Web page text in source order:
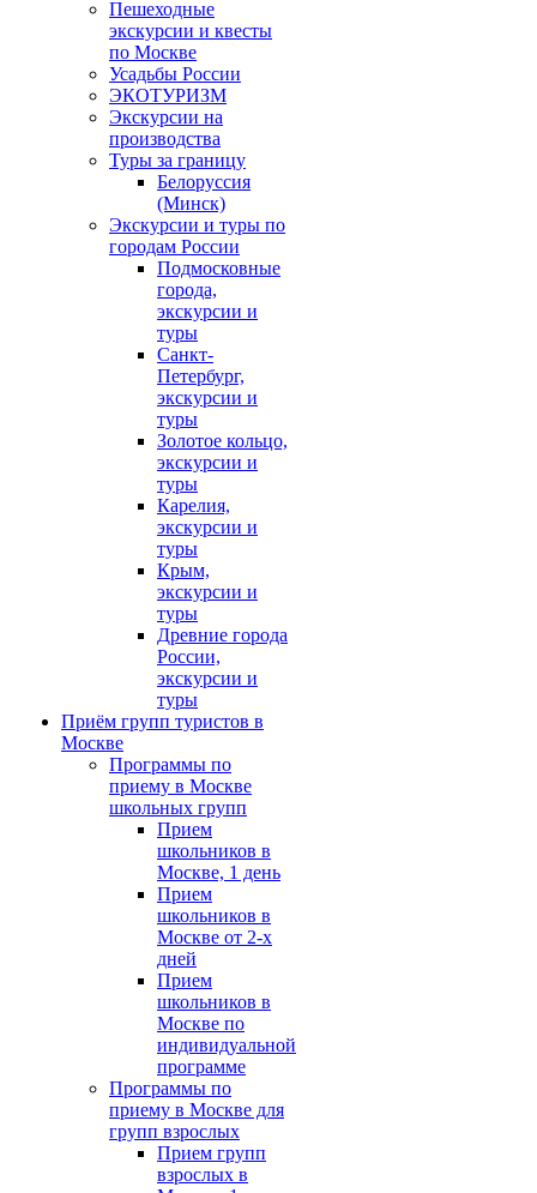
Пешеходные
экскурсии и квесты
по Москве
Усадьбы России
ЭКОТУРИЗМ
Экскурсии на
производства
Туры за границу
Белоруссия
(Минск)
Экскурсии и туры по
городам России
Подмосковные
города,
экскурсии и
туры
Санкт-
Петербург,
экскурсии и
туры
Золотое кольцо,
экскурсии и
туры
Карелия,
экскурсии и
туры
Крым,
экскурсии и
туры
Древние города
России,
экскурсии и
туры
Приём групп туристов в
Москве
Программы по
приему в Москве
школьных групп
Прием
школьников в
Москве, 1 день
Прием
школьников в
Москве от 2-х
дней
Прием
школьников в
Москве по
индивидуальной
программе
Программы по
приему в Москве для
групп взрослых
Прием групп
взрослых в